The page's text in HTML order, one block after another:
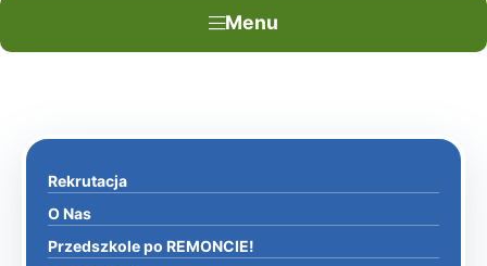
Menu
Rekrutacja
O Nas
Przedszkole po REMONCIE!